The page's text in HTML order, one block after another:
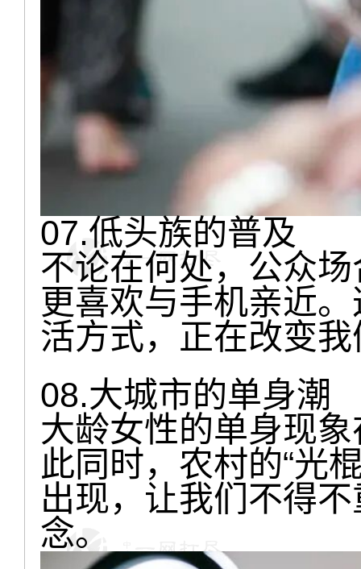
07.低头族的普及
不论在何处，公众
更喜欢与手机亲近
活方式，正在改变
08.大城市的单身潮
大龄女性的单身现
此同时，农村的“光
出现，让我们不得
念。